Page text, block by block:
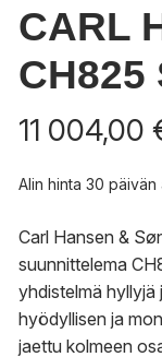
CARL
CH825
11 004,00
Alin hinta 30 päivän
Carl Hansen &
suunnittelema
yhdistelmä
hyödyllisen ja
jaettu kolmeen